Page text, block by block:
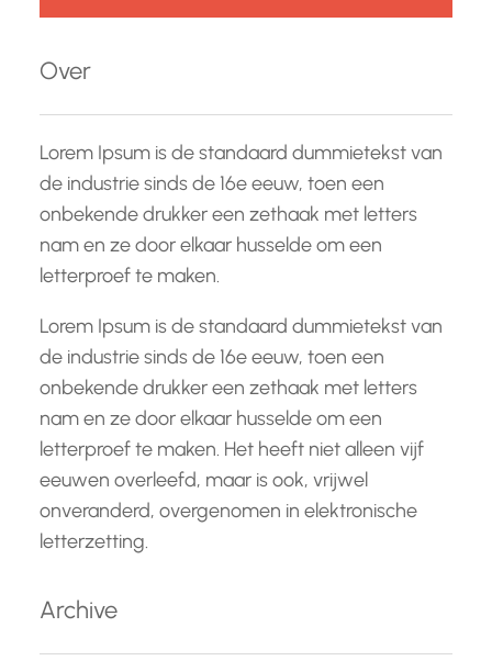
k
n
Over
Lorem Ipsum is de standaard dummietekst van
de industrie sinds de 16e eeuw, toen een
onbekende drukker een zethaak met letters
nam en ze door elkaar husselde om een
letterproef te maken.
Lorem Ipsum is de standaard dummietekst van
de industrie sinds de 16e eeuw, toen een
onbekende drukker een zethaak met letters
nam en ze door elkaar husselde om een
letterproef te maken. Het heeft niet alleen vijf
eeuwen overleefd, maar is ook, vrijwel
onveranderd, overgenomen in elektronische
letterzetting.
Archive